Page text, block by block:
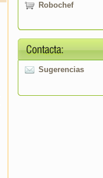
Robochef
Sugerencias